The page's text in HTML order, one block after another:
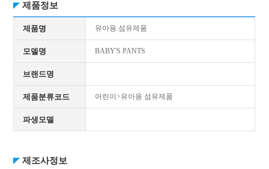
제품정보
제품명 유아용 섬유제품
모델명 BABY'S PANTS
브랜드명
제품분류코드 어린이>유아용 섬유제품
파생모델
제조사정보